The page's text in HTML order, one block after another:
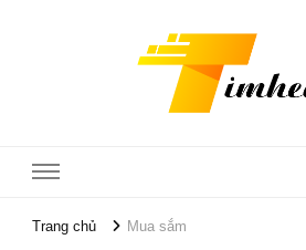
Trang chủ Mua sắm